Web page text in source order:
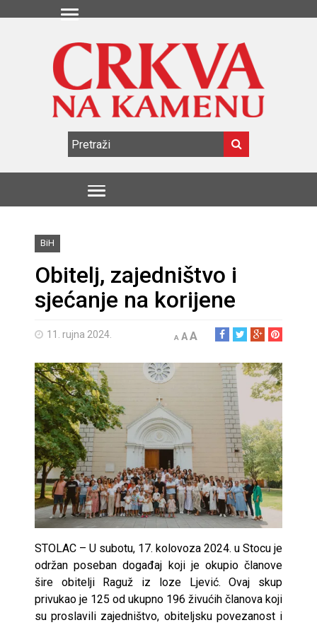
BiH
Obitelj, zajedništvo i
sjećanje na korijene
11. rujna 2024. A AA
STOLAC – U subotu, 17. kolovoza 2024. u Stocu je
održan poseban događaj koji je okupio članove
šire obitelji Raguž iz loze Ljević. Ovaj skup
privukao je 125 od ukupno 196 živućih članova koji
su proslavili zajedništvo, obiteljsku povezanost i